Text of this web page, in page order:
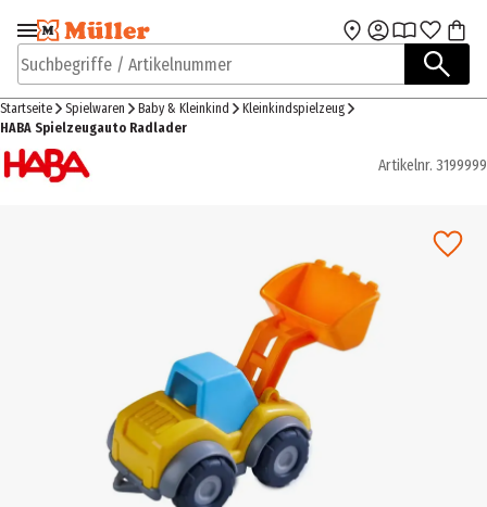
Zur Navigation
springen
Zum Hauptinhalt
Suchbegriffe / Artikelnummer
Startseite Spielwaren Baby & Kleinkind
Kleinkindspielzeug
HABA Spielzeugauto Radlader
Artikelnr. 3199999